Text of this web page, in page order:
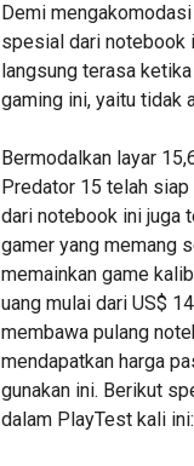
Demi
spesial dari notebook
langsung terasa
gaming ini, yaitu tidak
Bermodalkan layar
Predator 15 telah siap
dari notebook ini juga
gamer yang memang
memainkan game
uang mulai dari US$
membawa pulang
mendapatkan harga
gunakan ini. Berikut
dalam PlayTest kali ini: